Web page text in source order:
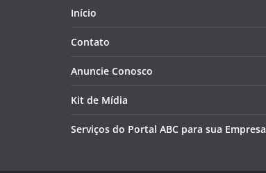
Início
Contato
Anuncie Conosco
Kit de Mídia
Serviços do Portal ABC para sua Empresa